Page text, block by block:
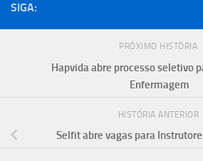
SIGA:
PRÓXIMO HISTÓRIA
Hapvida abre processo seletivo
Enfermagem
HISTÓRIA ANTERIOR
Selfit abre vagas para